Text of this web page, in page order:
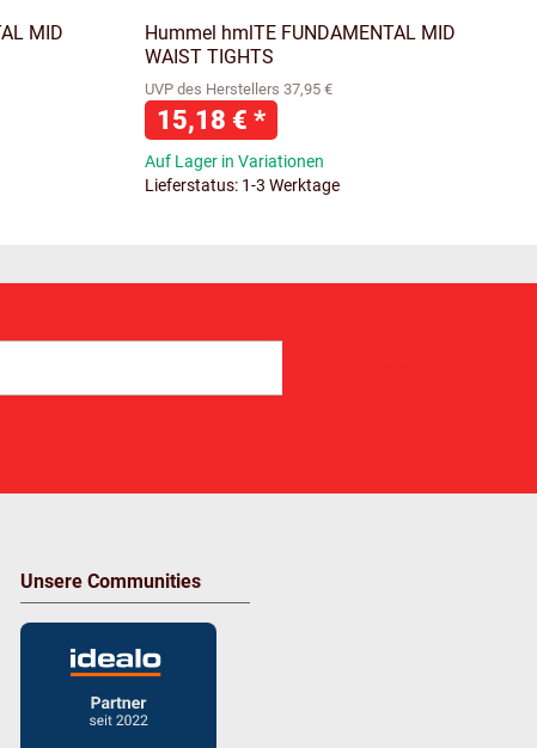
MID
Hummel hmlTE FUNDAMENTAL MID
WAIST TIGHTS
UVP des Herstellers 37,95 €
15,18 € *
Auf Lager in Variationen
Lieferstatus: 1-3 Werktage
Unsere Communities